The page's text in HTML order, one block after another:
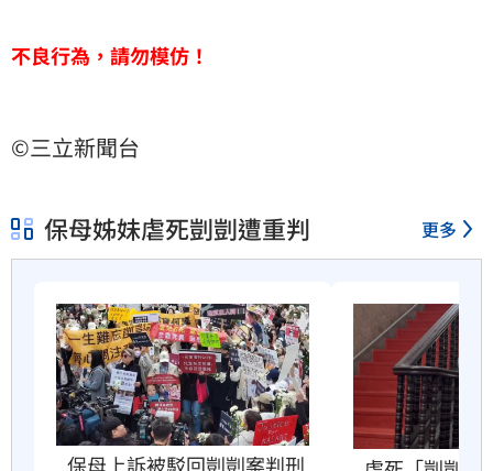
不良行為，請勿模仿！
©三立新聞台
保母姊妹虐死剴剴遭重判 更多
保母上訴被駁回剴剴案判刑